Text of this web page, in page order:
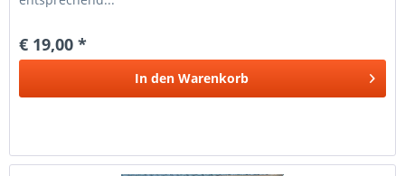
€ 19,00 *
In den Warenkorb